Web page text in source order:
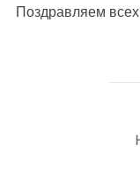
Поздравляем